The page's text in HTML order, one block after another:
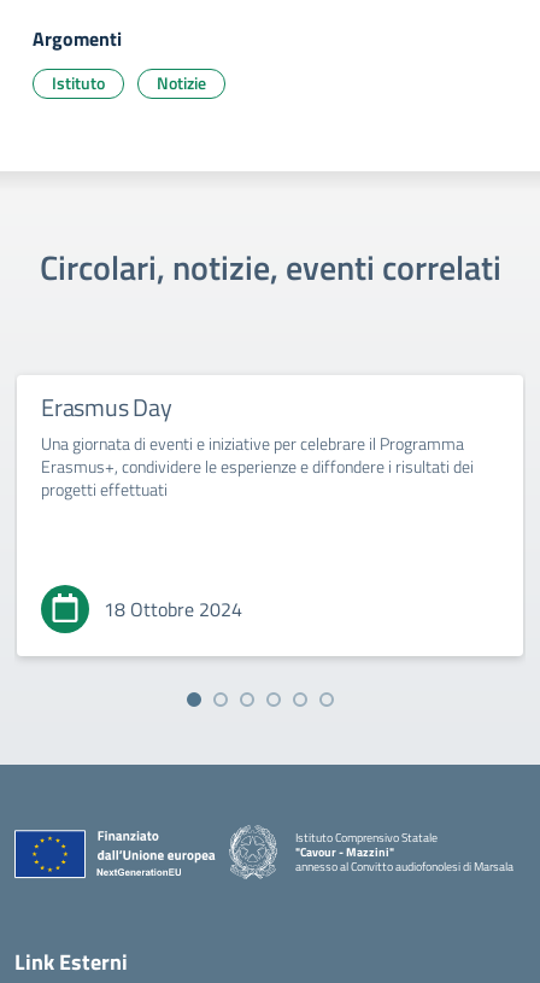
Argomenti
Istituto Notizie
Circolari, notizie, eventi correlati
Erasmus Day
Una giornata di eventi e iniziative per celebrare il Programma
Erasmus+, condividere le esperienze e diffondere i risultati dei
progetti effettuati
18 Ottobre 2024
Istituto Comprensivo Statale
"Cavour - Mazzini"
annesso al Convitto audiofonolesi di Marsala
Link Esterni